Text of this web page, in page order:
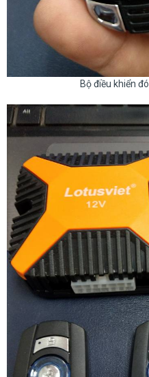
Bộ điều khiển